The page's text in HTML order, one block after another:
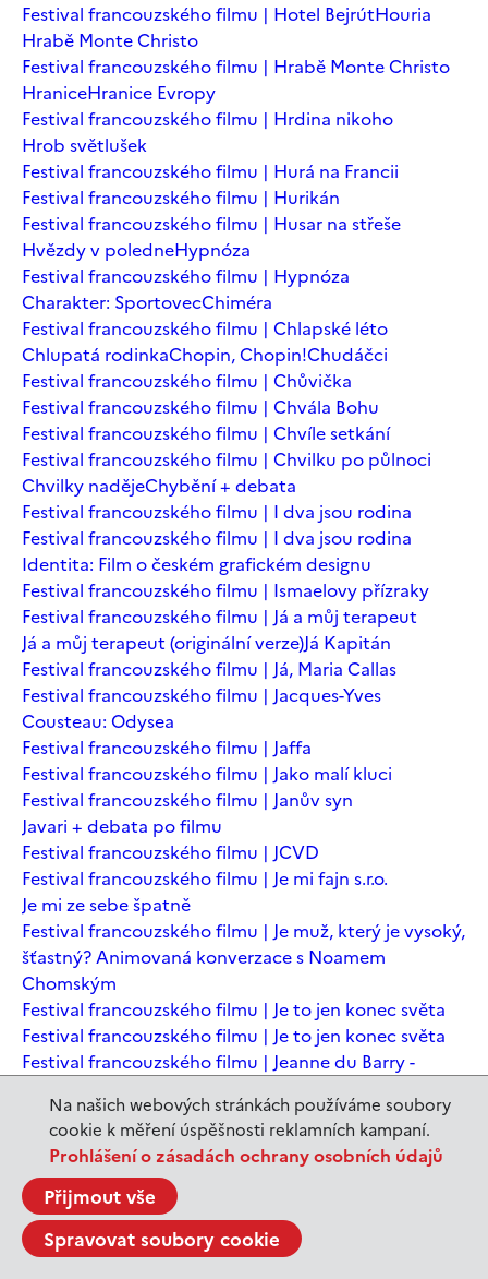
Na našich webových stránkách používáme soubory
cookie k měření úspěšnosti reklamních kampaní.
Prohlášení o zásadách ochrany osobních údajů
Přijmout vše
Spravovat soubory cookie
Festival francouzského filmu | Hotel BejrútHouria
Hrabě Monte Christo
Festival francouzského filmu | Hrabě Monte Christo
HraniceHranice Evropy
Festival francouzského filmu | Hrdina nikoho
Hrob světlušek
Festival francouzského filmu | Hurá na Francii
Festival francouzského filmu | Hurikán
Festival francouzského filmu | Husar na střeše
Hvězdy v poledneHypnóza
Festival francouzského filmu | Hypnóza
Charakter: SportovecChiméra
Festival francouzského filmu | Chlapské léto
Chlupatá rodinkaChopin, Chopin!Chudáčci
Festival francouzského filmu | Chůvička
Festival francouzského filmu | Chvála Bohu
Festival francouzského filmu | Chvíle setkání
Festival francouzského filmu | Chvilku po půlnoci
Chvilky nadějeChybění + debata
Festival francouzského filmu | I dva jsou rodina
Festival francouzského filmu | I dva jsou rodina
Identita: Film o českém grafickém designu
Festival francouzského filmu | Ismaelovy přízraky
Festival francouzského filmu | Já a můj terapeut
Já a můj terapeut (originální verze)Já Kapitán
Festival francouzského filmu | Já, Maria Callas
Festival francouzského filmu | Jacques-Yves
Cousteau: Odysea
Festival francouzského filmu | Jaffa
Festival francouzského filmu | Jako malí kluci
Festival francouzského filmu | Janův syn
Javari + debata po filmu
Festival francouzského filmu | JCVD
Festival francouzského filmu | Je mi fajn s.r.o.
Je mi ze sebe špatně
Festival francouzského filmu | Je muž, který je vysoký,
šťastný? Animovaná konverzace s Noamem
Chomským
Festival francouzského filmu | Je to jen konec světa
Festival francouzského filmu | Je to jen konec světa
Festival francouzského filmu | Jeanne du Barry -
Jeanne du Barry – Králova milenka
JEDEN SVĚT | Alláh není povinen
JEDEN SVĚT | Až mě zabásnou
JEDEN SVĚT | Carmela a ti, co prochází
JEDEN SVĚT | Dítě prachu
JEDEN SVĚT | Drobná nehoda